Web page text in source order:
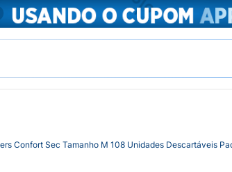
Confort Sec Tamanho M 108 Unidades Descartáveis